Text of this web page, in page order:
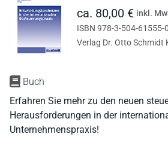
Buch
Erfahren Sie mehr zu den neuen
Herausforderungen in der
Unternehmenspraxis!
ca. 80,00 € inkl.
ISBN 978-3-504-61555-0
Verlag Dr. Otto Schmidt